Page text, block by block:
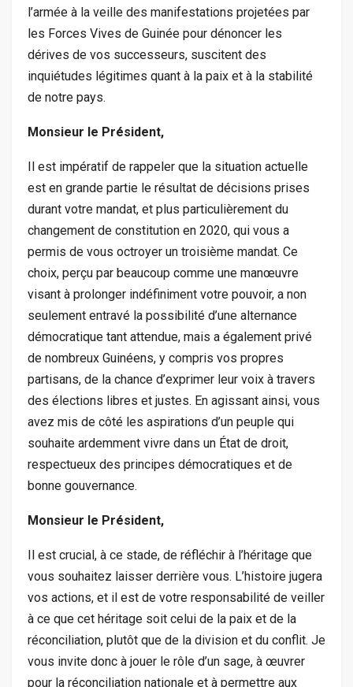
l’armée à la veille des manifestations projetées par
les Forces Vives de Guinée pour dénoncer les
dérives de vos successeurs, suscitent des
inquiétudes légitimes quant à la paix et à la stabilité
de notre pays.
Monsieur le Président,
Il est impératif de rappeler que la situation actuelle
est en grande partie le résultat de décisions prises
durant votre mandat, et plus particulièrement du
changement de constitution en 2020, qui vous a
permis de vous octroyer un troisième mandat. Ce
choix, perçu par beaucoup comme une manœuvre
visant à prolonger indéfiniment votre pouvoir, a non
seulement entravé la possibilité d’une alternance
démocratique tant attendue, mais a également privé
de nombreux Guinéens, y compris vos propres
partisans, de la chance d’exprimer leur voix à travers
des élections libres et justes. En agissant ainsi, vous
avez mis de côté les aspirations d’un peuple qui
souhaite ardemment vivre dans un État de droit,
respectueux des principes démocratiques et de
bonne gouvernance.
Monsieur le Président,
Il est crucial, à ce stade, de réfléchir à l’héritage que
vous souhaitez laisser derrière vous. L’histoire jugera
vos actions, et il est de votre responsabilité de veiller
à ce que cet héritage soit celui de la paix et de la
réconciliation, plutôt que de la division et du conflit. Je
vous invite donc à jouer le rôle d’un sage, à œuvrer
pour la réconciliation nationale et à permettre aux